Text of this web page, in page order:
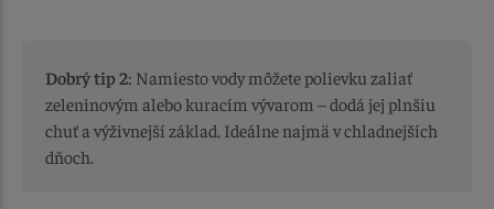
Dobrý tip 2: Namiesto vody môžete polievku zaliať
zeleninovým alebo kuracím vývarom – dodá jej plnšiu
chuť a výživnejší základ. Ideálne najmä v chladnejších
dňoch.